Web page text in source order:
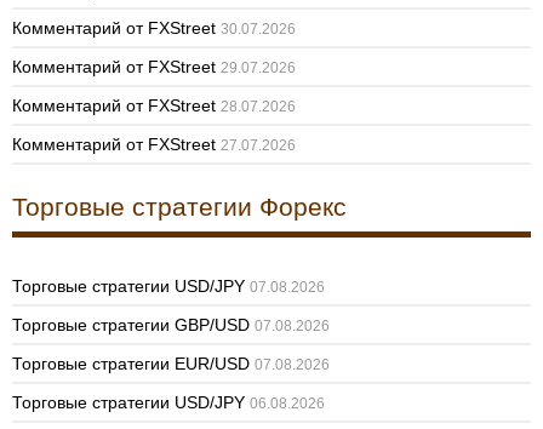
Комментарий от FXStreet 30.07.2026
Комментарий от FXStreet 29.07.2026
Комментарий от FXStreet 28.07.2026
Комментарий от FXStreet 27.07.2026
Торговые стратегии Форекс
Торговые стратегии USD/JPY 07.08.2026
Торговые стратегии GBP/USD 07.08.2026
Торговые стратегии EUR/USD 07.08.2026
Торговые стратегии USD/JPY 06.08.2026